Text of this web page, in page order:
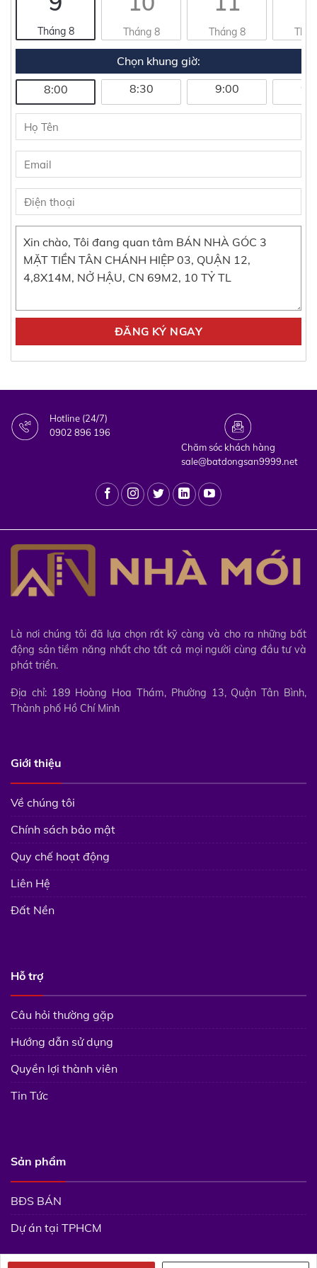
Tháng 8 Tháng 8 Tháng 8
Chọn khung giờ:
8:00
8:30 9:00
Hotline (24/7)
0902 896 196
Chăm sóc khách hàng
sale@batdongsan9999.net
Là nơi chúng tôi đã lựa chọn rất kỹ càng và cho ra những bất
động sản tiềm năng nhất cho tất cả mọi người cùng đầu tư và
phát triển.
Địa chỉ: 189 Hoàng Hoa Thám, Phường 13, Quận Tân Bình,
Thành phố Hồ Chí Minh
Giới thiệu
Về chúng tôi
Chính sách bảo mật
Quy chế hoạt động
Liên Hệ
Đất Nền
Hỗ trợ
Câu hỏi thường gặp
Hướng dẫn sử dụng
Quyền lợi thành viên
Tin Tức
Sản phẩm
BĐS BÁN
Dự án tại TPHCM